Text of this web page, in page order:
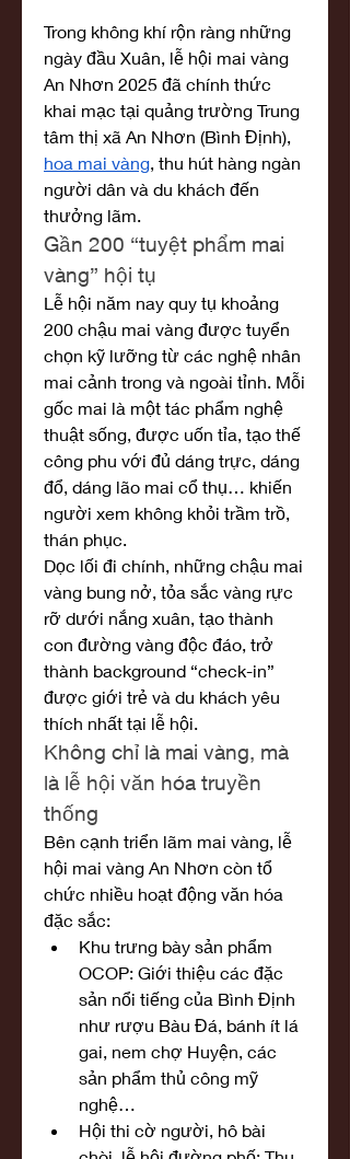
Trong không khí rộn ràng những
ngày đầu Xuân, lễ hội mai vàng
An Nhơn 2025 đã chính thức
khai mạc tại quảng trường Trung
hoa mai vàng, thu hút hàng ngàn
người dân và du khách đến
thưởng lãm.
Gần 200 “tuyệt phẩm mai
vàng” hội tụ
Lễ hội năm nay quy tụ khoảng
200 chậu mai vàng được tuyển
chọn kỹ lưỡng từ các nghệ nhân
mai cảnh trong và ngoài tỉnh. Mỗi
gốc mai là một tác phẩm nghệ
thuật sống, được uốn tỉa, tạo thế
công phu với đủ dáng trực, dáng
đổ, dáng lão mai cổ thụ… khiến
người xem không khỏi trầm trồ,
thán phục.
Dọc lối đi chính, những chậu mai
vàng bung nở, tỏa sắc vàng rực
rỡ dưới nắng xuân, tạo thành
con đường vàng độc đáo, trở
thành background “check-in”
được giới trẻ và du khách yêu
thích nhất tại lễ hội.
Không chỉ là mai vàng, mà
là lễ hội văn hóa truyền
thống
Bên cạnh triển lãm mai vàng, lễ
hội mai vàng An Nhơn còn tổ
chức nhiều hoạt động văn hóa
đặc sắc:
Khu trưng bày sản phẩm
OCOP: Giới thiệu các đặc
sản nổi tiếng của Bình Định
như rượu Bàu Đá, bánh ít lá
gai, nem chợ Huyện, các
sản phẩm thủ công mỹ
nghệ…
Hội thi cờ người, hô bài